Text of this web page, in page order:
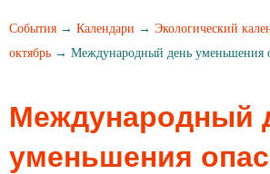
События → Календари → Экологический
октябрь → Международный день уменьшения
Международный
уменьшения